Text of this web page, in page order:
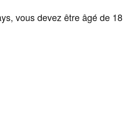
vous devez être âgé de 18